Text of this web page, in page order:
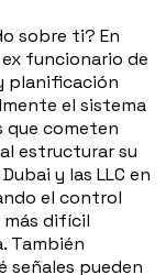
sobre ti? En
funcionario de
planificación
el sistema
que cometen
estructurar su
y las LLC en
el control
más difícil
También
señales pueden